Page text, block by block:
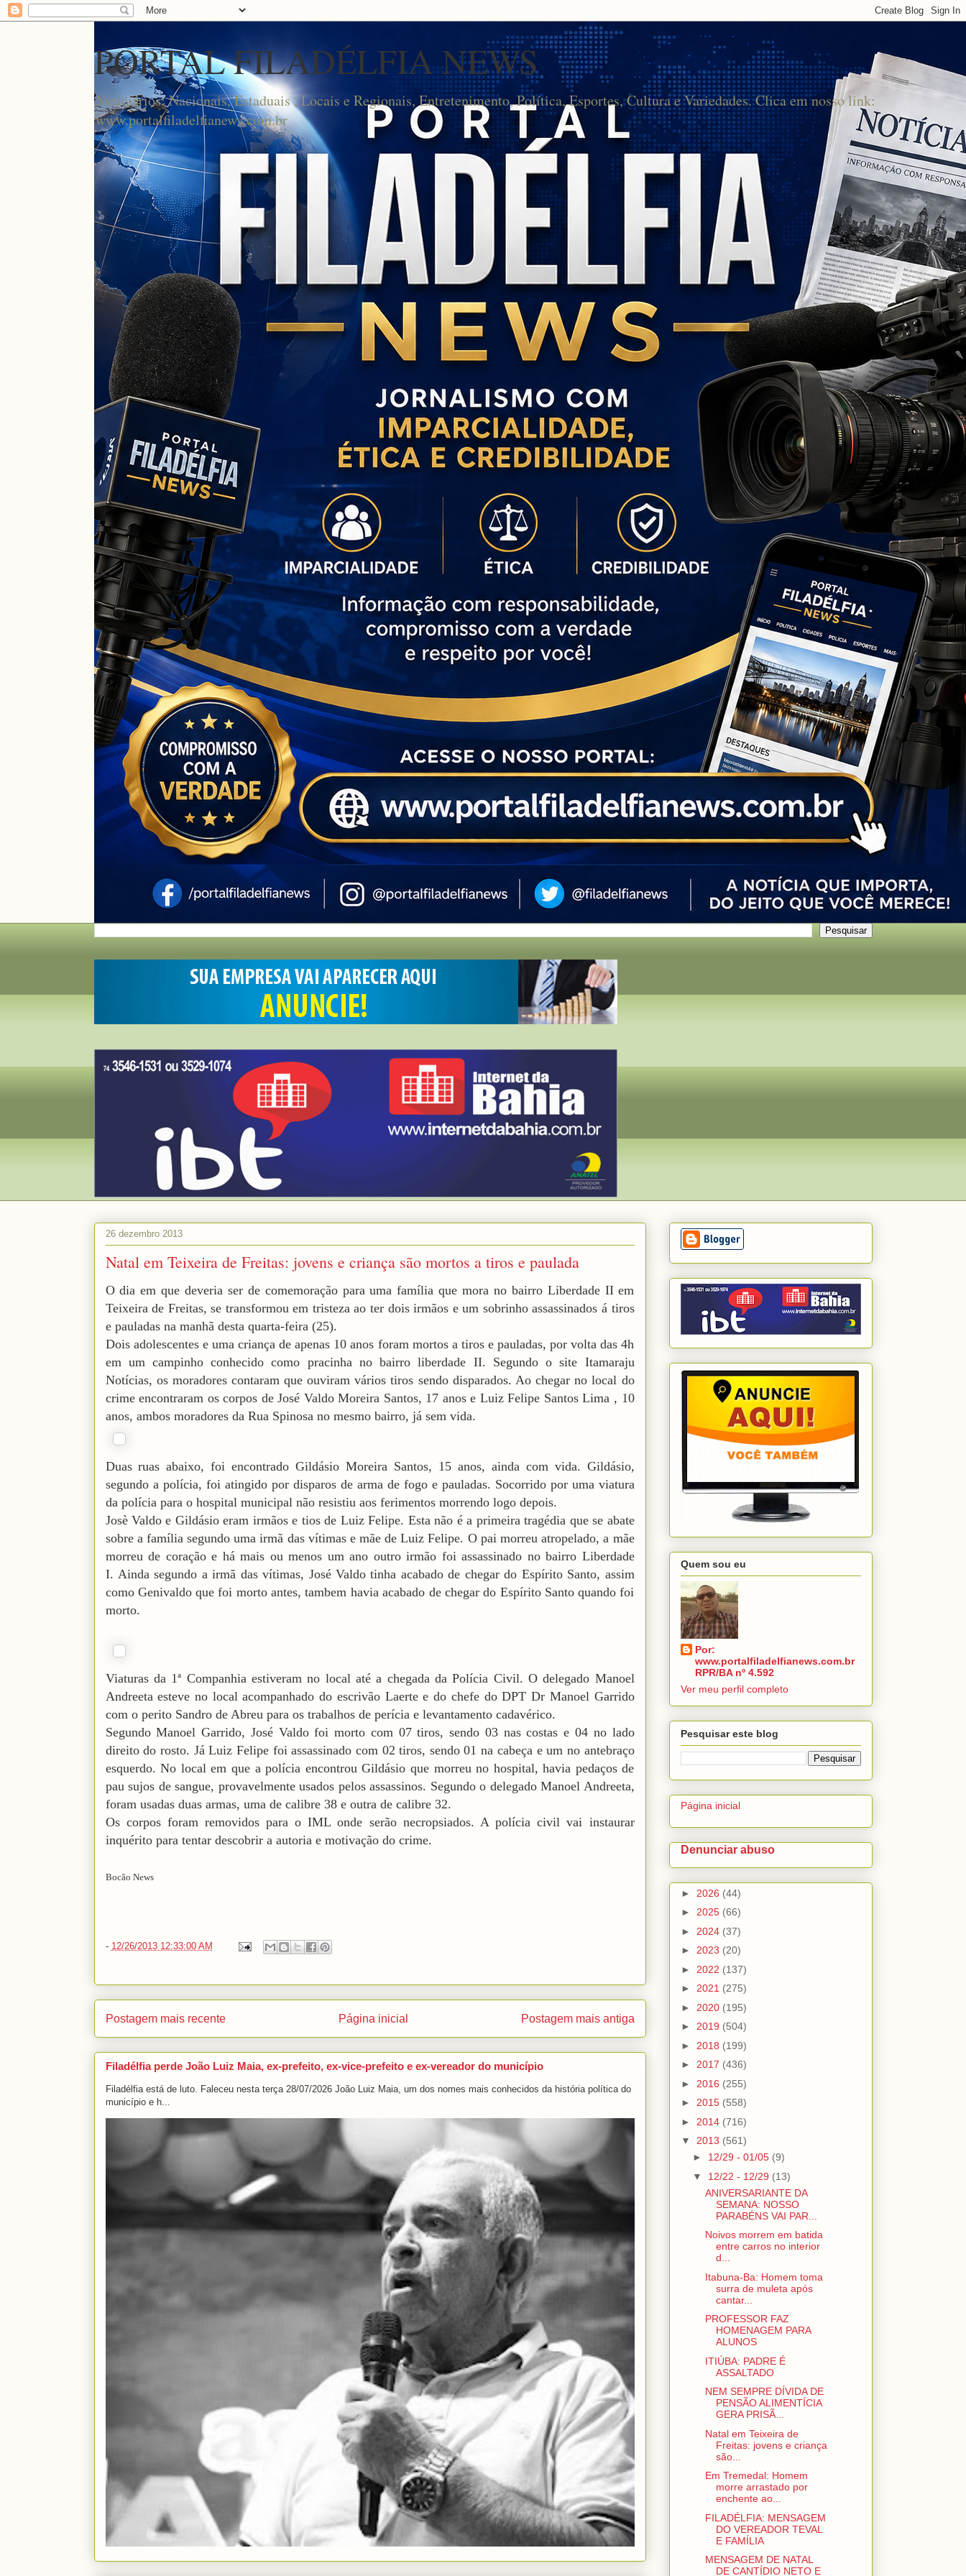
PORTAL FILADÉLFIA NEWS
Noticiários: Nacionais, Estaduais , Locais e Regionais, Entretenimento, Política, Esportes, Cultura e Variedades. Clica em nosso link:
www.portalfiladelfianews.com.br
26 dezembro 2013
Natal em Teixeira de Freitas: jovens e criança são mortos a tiros e paulada
O dia em que deveria ser de comemoração para uma família que mora no bairro Liberdade II em
Teixeira de Freitas, se transformou em tristeza ao ter dois irmãos e um sobrinho assassinados á tiros
e pauladas na manhã desta quarta-feira (25).
Dois adolescentes e uma criança de apenas 10 anos foram mortos a tiros e pauladas, por volta das 4h
em um campinho conhecido como pracinha no bairro liberdade II. Segundo o site Itamaraju
Notícias, os moradores contaram que ouviram vários tiros sendo disparados. Ao chegar no local do
crime encontraram os corpos de José Valdo Moreira Santos, 17 anos e Luiz Felipe Santos Lima , 10
anos, ambos moradores da Rua Spinosa no mesmo bairro, já sem vida.
Duas ruas abaixo, foi encontrado Gildásio Moreira Santos, 15 anos, ainda com vida. Gildásio,
segundo a polícia, foi atingido por disparos de arma de fogo e pauladas. Socorrido por uma viatura
da polícia para o hospital municipal não resistiu aos ferimentos morrendo logo depois.
Josè Valdo e Gildásio eram irmãos e tios de Luiz Felipe. Esta não é a primeira tragédia que se abate
sobre a família segundo uma irmã das vítimas e mãe de Luiz Felipe. O pai morreu atropelado, a mãe
morreu de coração e há mais ou menos um ano outro irmão foi assassinado no bairro Liberdade
I. Ainda segundo a irmã das vítimas, José Valdo tinha acabado de chegar do Espírito Santo, assim
como Genivaldo que foi morto antes, tambem havia acabado de chegar do Espírito Santo quando foi
morto.
Viaturas da 1ª Companhia estiveram no local até a chegada da Polícia Civil. O delegado Manoel
Andreeta esteve no local acompanhado do escrivão Laerte e do chefe do DPT Dr Manoel Garrido
com o perito Sandro de Abreu para os trabalhos de perícia e levantamento cadavérico.
Segundo Manoel Garrido, José Valdo foi morto com 07 tiros, sendo 03 nas costas e 04 no lado
direito do rosto. Já Luiz Felipe foi assassinado com 02 tiros, sendo 01 na cabeça e um no antebraço
esquerdo. No local em que a polícia encontrou Gildásio que morreu no hospital, havia pedaços de
pau sujos de sangue, provavelmente usados pelos assassinos. Segundo o delegado Manoel Andreeta,
foram usadas duas armas, uma de calibre 38 e outra de calibre 32.
Os corpos foram removidos para o IML onde serão necropsiados. A polícia civil vai instaurar
inquérito para tentar descobrir a autoria e motivação do crime.
Bocão News
- 12/26/2013 12:33:00 AM
Postagem mais recente Postagem mais antiga
Página inicial
Filadélfia perde João Luiz Maia, ex-prefeito, ex-vice-prefeito e ex-vereador do município
Filadélfia está de luto. Faleceu nesta terça 28/07/2026 João Luiz Maia, um dos nomes mais conhecidos da história política do
município e h...
Quem sou eu
Por:
www.portalfiladelfianews.com.br
RPR/BA nº 4.592
Ver meu perfil completo
Pesquisar este blog
Página inicial
Denunciar abuso
► 2026 (44)
► 2025 (66)
► 2024 (37)
► 2023 (20)
► 2022 (137)
► 2021 (275)
► 2020 (195)
► 2019 (504)
► 2018 (199)
► 2017 (436)
► 2016 (255)
► 2015 (558)
► 2014 (716)
▼ 2013 (561)
► 12/29 - 01/05 (9)
▼ 12/22 - 12/29 (13)
ANIVERSARIANTE DA
SEMANA: NOSSO
PARABÉNS VAI PAR...
Noivos morrem em batida
entre carros no interior
d...
Itabuna-Ba: Homem toma
surra de muleta após
cantar...
PROFESSOR FAZ
HOMENAGEM PARA
ALUNOS
ITIÚBA: PADRE É
ASSALTADO
NEM SEMPRE DÍVIDA DE
PENSÃO ALIMENTÍCIA
GERA PRISÃ...
Natal em Teixeira de
Freitas: jovens e criança
são...
Em Tremedal: Homem
morre arrastado por
enchente ao...
FILADÉLFIA: MENSAGEM
DO VEREADOR TEVAL
E FAMÍLIA
MENSAGEM DE NATAL
DE CANTÍDIO NETO E